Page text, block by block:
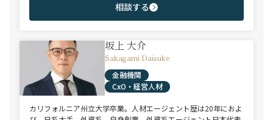
相談する
坂上 大介
Sakagami Daisuke
金融機関
CxO・経営人材
カリフォルニア州立大学卒業。人材エージェント歴は20年におよ